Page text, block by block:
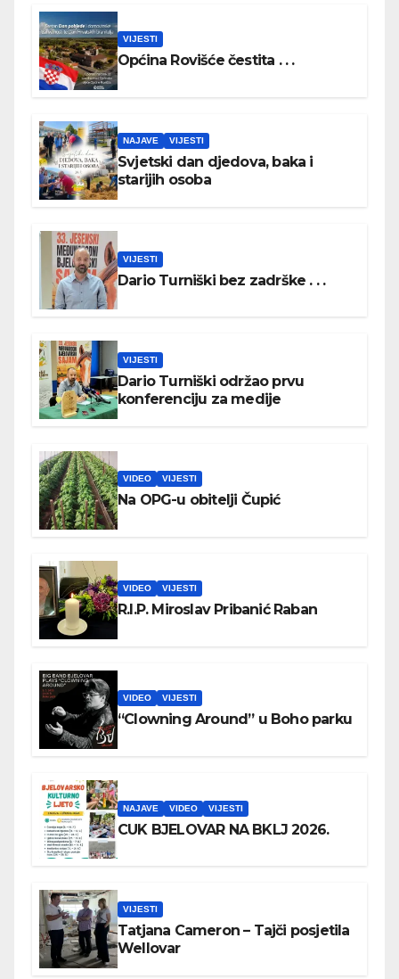
VIJESTI
Općina Rovišće čestita . . .
NAJAVE VIJESTI
Svjetski dan djedova, baka i
starijih osoba
VIJESTI
Dario Turniški bez zadrške . . .
VIJESTI
Dario Turniški održao prvu
konferenciju za medije
VIDEO VIJESTI
Na OPG-u obitelji Čupić
VIDEO VIJESTI
R.I.P. Miroslav Pribanić Raban
VIDEO VIJESTI
“Clowning Around” u Boho parku
NAJAVE VIDEO VIJESTI
CUK BJELOVAR NA BKLJ 2026.
VIJESTI
Tatjana Cameron – Tajči posjetila
Wellovar